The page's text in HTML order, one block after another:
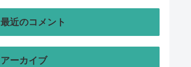
最近のコメント
アーカイブ